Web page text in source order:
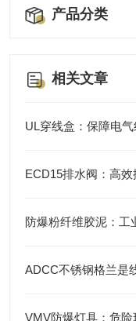
产品分类
相关文章
UL穿线盒：保障电
ECD15排水阀：高
防爆粉纤维胶泥：工
ADCC不锈钢格兰是
VMV防爆灯具：危